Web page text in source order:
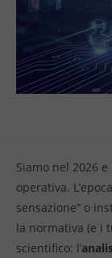
Siamo nel 2026
operativa.
sensazione” o
la normativa (e i
scientifico: l’